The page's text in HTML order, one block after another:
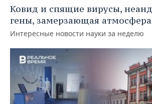
Ковид и спящие вирусы,
гены, замерзающая
Интересные новости науки за неделю